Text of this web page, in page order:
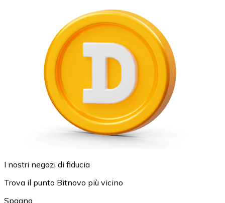
I nostri negozi di fiducia
Trova il punto Bitnovo più vicino
Spagna